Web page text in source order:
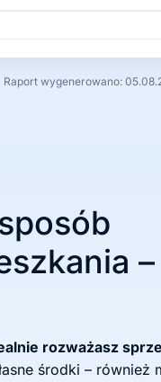
Raport wygenerowano:
–
rozważasz
środki – również